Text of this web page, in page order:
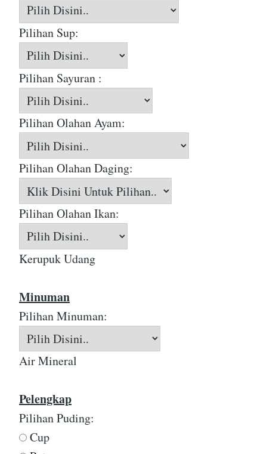
Pilihan Sup:
Pilihan Sayuran :
Pilihan Olahan Ayam:
Pilihan Olahan Daging:
Pilihan Olahan Ikan:
Kerupuk Udang
Minuman
Pilihan Minuman:
Air Mineral
Pelengkap
Pilihan Puding:
Cup